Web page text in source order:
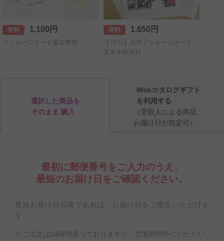
有料 1,100円
メッセージカード追加費用
有料 1,650円
【+5日】自作メッセージカード、
直筆手紙同封
選択した商品を
そのまま 購入
Webカタログギフト
を利用する
（受取人による商品、
お届け日が指定可）
最初に郵便番号をご入力のうえ、
最短のお届け日をご確認ください。
最短お届け日以降であれば、お届け日をご指定いただけま
す。
※ご注文は24時間承っておりますが、営業時間外にいただい